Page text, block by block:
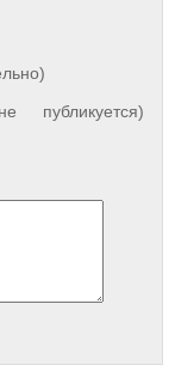
публикуется)